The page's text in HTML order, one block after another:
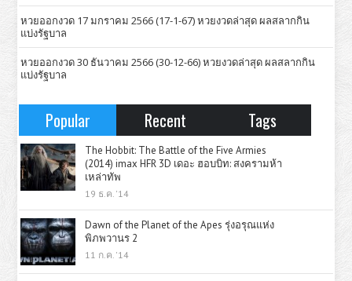
หวยออกงวด 17 มกราคม 2566 (17-1-67) หวยงวดล่าสุด ผลสลากกิน
แบ่งรัฐบาล
หวยออกงวด 30 ธันวาคม 2566 (30-12-66) หวยงวดล่าสุด ผลสลากกิน
แบ่งรัฐบาล
Popular Recent Tags
The Hobbit: The Battle of the Five Armies
(2014) imax HFR 3D เดอะ ฮอบบิท: สงครามห้า
เหล่าทัพ
19 ธ.ค. '14
Dawn of the Planet of the Apes รุ่งอรุณแห่ง
พิภพวานร 2
11 ก.ค. '14